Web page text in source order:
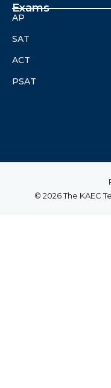
Exams
AP
SAT
ACT
PSAT
© 2026 The KAEC